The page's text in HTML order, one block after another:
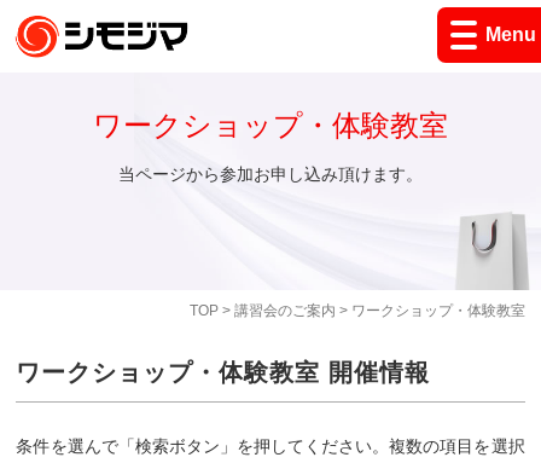
Menu
TOP> 講習会のご案内 > ワークショップ・体験教室
ワークショップ・体験教室
当ページから参加お申し込み頂けます。
ワークショップ・体験教室 開催情報
条件を選んで「検索ボタン」を押してください。複数の項目を選択